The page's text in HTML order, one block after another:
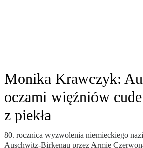
Monika Krawczyk:
oczami więźniów
z piekła
80. rocznica wyzwolenia niemieckiego
Auschwitz-Birkenau przez Armię